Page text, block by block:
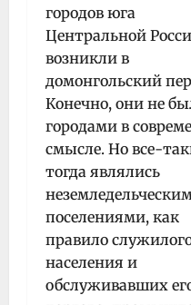
городов юга
Центральной
возникли в
домонгольский
Конечно, они не
городами в
смысле. Но все-
тогда являлись
поселениями, как
правило
населения и
обслуживавших